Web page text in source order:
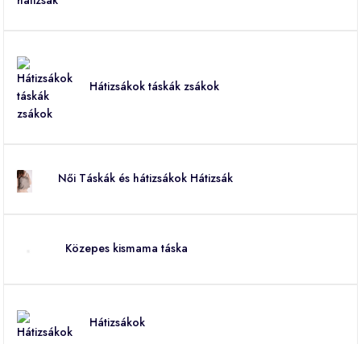
Hátizsákok táskák zsákok
Női Táskák és hátizsákok Hátizsák
Közepes kismama táska
Hátizsákok